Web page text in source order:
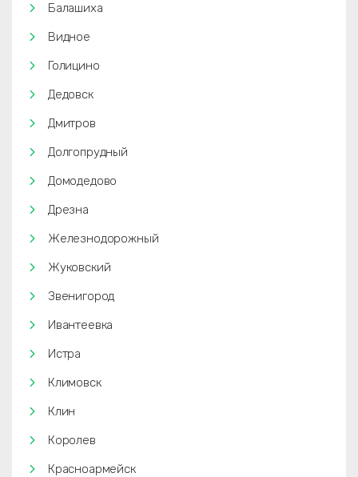
Балашиха
Видное
Голицино
Дедовск
Дмитров
Долгопрудный
Домодедово
Дрезна
Железнодорожный
Жуковский
Звенигород
Ивантеевка
Истра
Климовск
Клин
Королев
Красноармейск